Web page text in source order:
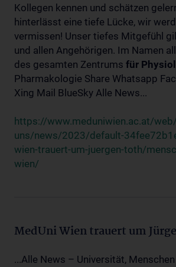
Kollegen kennen und schätzen
hinterlässt eine tiefe Lücke, wir
vermissen! Unser tiefes Mitgefühl
und allen Angehörigen. Im Namen
des gesamten Zentrums für
Pharmakologie Share Whatsapp
Xing Mail BlueSky Alle News...
https://www.meduniwien.ac.at/
uns/news/2023/default-
wien-trauert-um-juergen-toth/
wien/
MedUni Wien trauert um
...Alle News – Universität,